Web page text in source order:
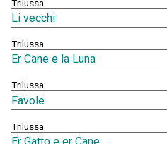
Trilussa
Li vecchi
Trilussa
Er Cane e la Luna
Trilussa
Favole
Trilussa